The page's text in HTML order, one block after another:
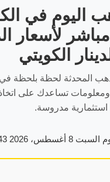
اليوم في
لأسعار
الكويتي
المحدثة لحظة بلحظة
تساعدك على
استثمارية مدروسة.
2026 12:43 م